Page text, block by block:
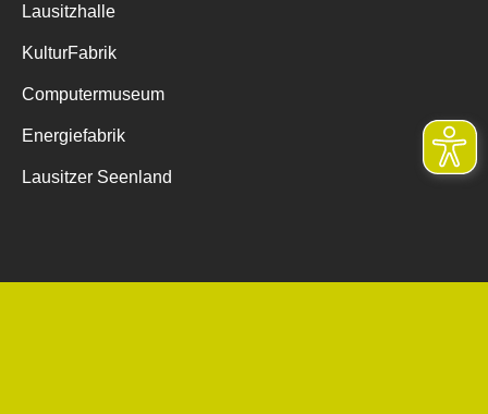
Lausitzhalle
KulturFabrik
Computermuseum
Energiefabrik
Lausitzer Seenland